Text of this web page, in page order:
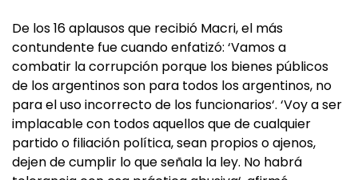
De los 16 aplausos que recibió Macri, el más
contundente fue cuando enfatizó: ‘Vamos a
combatir la corrupción porque los bienes públicos
de los argentinos son para todos los argentinos, no
para el uso incorrecto de los funcionarios‘. ‘Voy a ser
implacable con todos aquellos que de cualquier
partido o filiación política, sean propios o ajenos,
dejen de cumplir lo que señala la ley. No habrá